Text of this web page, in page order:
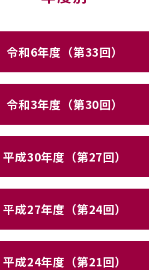
令和6年度（第33回）
令和3年度（第30回）
平成30年度（第27回）
平成27年度（第24回）
平成24年度（第21回）